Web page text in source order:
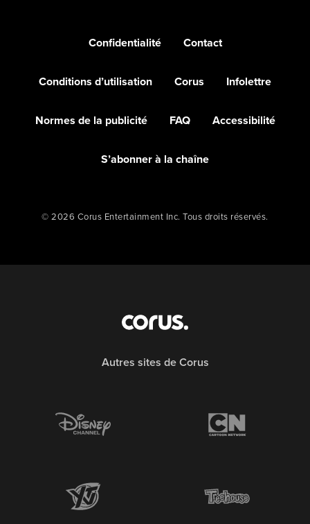
Confidentialité Contact
Conditions d’utilisation Corus Infolettre
Normes de la publicité FAQ Accessibilité
S’abonner à la chaîne
© 2026 Corus Entertainment Inc. Tous droits réservés.
Autres sites de Corus